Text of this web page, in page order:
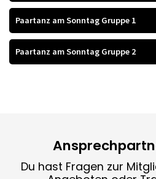
Paartanz am Sonntag Gruppe 1
Paartanz am Sonntag Gruppe 2
Du hast Fragen zur